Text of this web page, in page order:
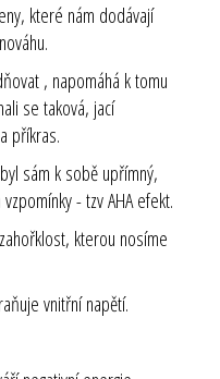
které nám dodávají
, napomáhá k tomu
se taková, jací
příkras.
sám k sobě upřímný,
- tzv AHA efekt.
kterou nosíme
vnitřní napětí.